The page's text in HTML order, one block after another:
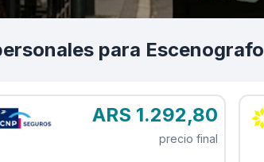
para Escenografo
ARS 1.292,80
precio final